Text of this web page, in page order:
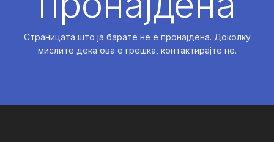
Страницата што ја барате не е пронајдена. Доколку
мислите дека ова е грешка, контактирајте не.